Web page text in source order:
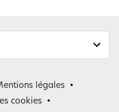
légales
cookies